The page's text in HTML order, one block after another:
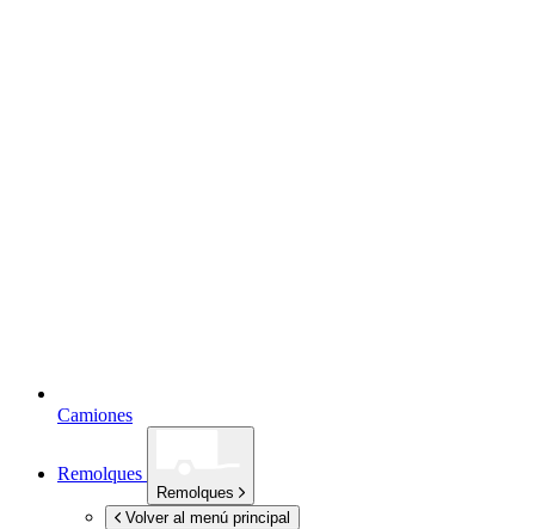
Camiones
Remolques
Remolques
Volver al menú principal